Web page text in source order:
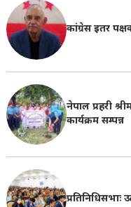
कांग्रेस इतर
नेपाल प्रहरी
कार्यक्रम सम्पन्न
प्रतिनिधिसभाः